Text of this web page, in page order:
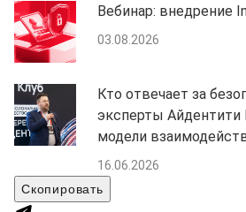
Вебинар: внедрение
03.08.2026
Кто отвечает за
эксперты Айдентити
модели
16.06.2026
Скопировать